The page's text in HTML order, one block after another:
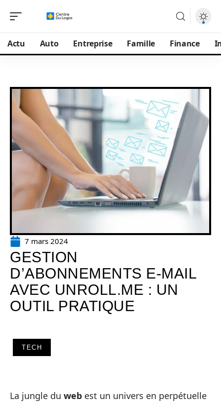
Actu Auto Entreprise Famille Finance
7 mars 2024
GESTION
D’ABONNEMENTS E-MAIL
AVEC UNROLL.ME : UN
OUTIL PRATIQUE
TECH
La jungle du web est un univers en perpétuelle